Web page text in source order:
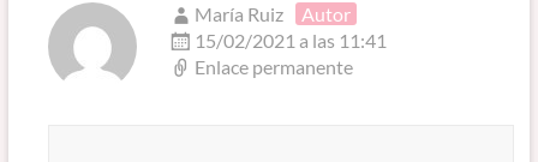
María Ruiz
Autor
15/02/2021 a las 11:41
Enlace permanente